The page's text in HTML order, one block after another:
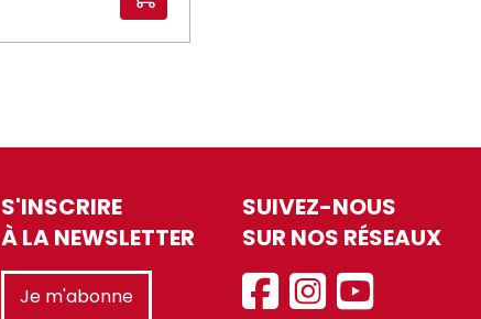
S'INSCRIRE
À LA NEWSLETTER
Je m'abonne
SUIVEZ-NOUS
SUR NOS RÉSEAUX